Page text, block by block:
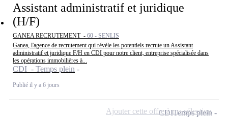
Assistant administratif et juridique
(H/F)
GANEA RECRUTEMENT - 60 - SENLIS
Ganea, l'agence de recrutement qui révèle les potentiels recrute un Assistant
administratif et juridique F/H en CDI pour notre client, entreprise spécialisée dans
les opérations immobilières à...
CDI - Temps plein
Publié il y a 6 jours
CDITemps plein
Ajouter cette offre à ma sélection